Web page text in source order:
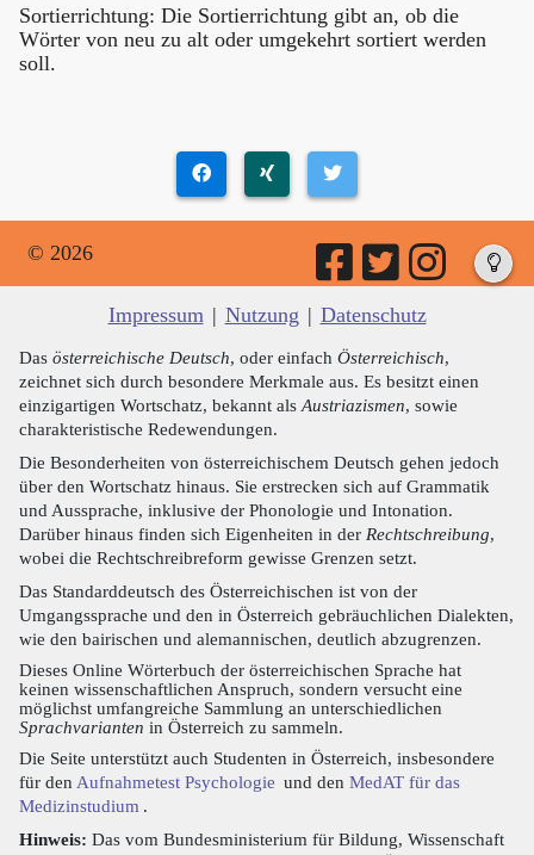
Sortierrichtung: Die Sortierrichtung gibt an, ob die
Wörter von neu zu alt oder umgekehrt sortiert werden
soll.
© 2026
Impressum | Nutzung | Datenschutz
Das österreichische Deutsch, oder einfach Österreichisch,
zeichnet sich durch besondere Merkmale aus. Es besitzt einen
einzigartigen Wortschatz, bekannt als Austriazismen, sowie
charakteristische Redewendungen.
Die Besonderheiten von österreichischem Deutsch gehen jedoch
über den Wortschatz hinaus. Sie erstrecken sich auf Grammatik
und Aussprache, inklusive der Phonologie und Intonation.
Darüber hinaus finden sich Eigenheiten in der Rechtschreibung,
wobei die Rechtschreibreform gewisse Grenzen setzt.
Das Standarddeutsch des Österreichischen ist von der
Umgangssprache und den in Österreich gebräuchlichen Dialekten,
wie den bairischen und alemannischen, deutlich abzugrenzen.
Dieses Online Wörterbuch der österreichischen Sprache hat
keinen wissenschaftlichen Anspruch, sondern versucht eine
möglichst umfangreiche Sammlung an unterschiedlichen
Sprachvarianten in Österreich zu sammeln.
Die Seite unterstützt auch Studenten in Österreich, insbesondere
für den Aufnahmetest Psychologie und den MedAT für das
Medizinstudium .
Hinweis: Das vom Bundesministerium für Bildung, Wissenschaft